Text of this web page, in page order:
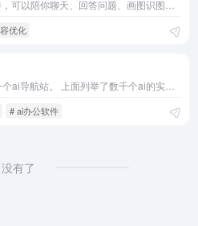
优化
# ai办公软件
没有了